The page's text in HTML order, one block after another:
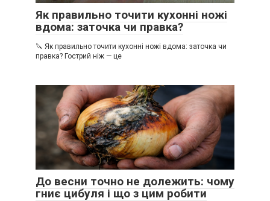
Як правильно точити кухонні ножі
вдома: заточка чи правка?
🔪 Як правильно точити кухонні ножі вдома: заточка чи
правка? Гострий ніж — це
До весни точно не долежить: чому
гниє цибуля і що з цим робити